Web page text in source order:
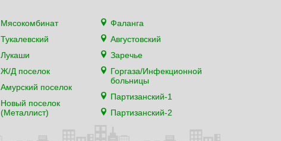
Мясокомбинат
Тукалевский
Лукаши
Ж/Д поселок
Амурский поселок
Новый поселок
(Металлист)
Фаланга
Августовский
Заречье
Горгаза/Инфекционной
больницы
Партизанский-1
Партизанский-2